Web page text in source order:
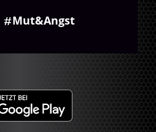
Mut&Angst